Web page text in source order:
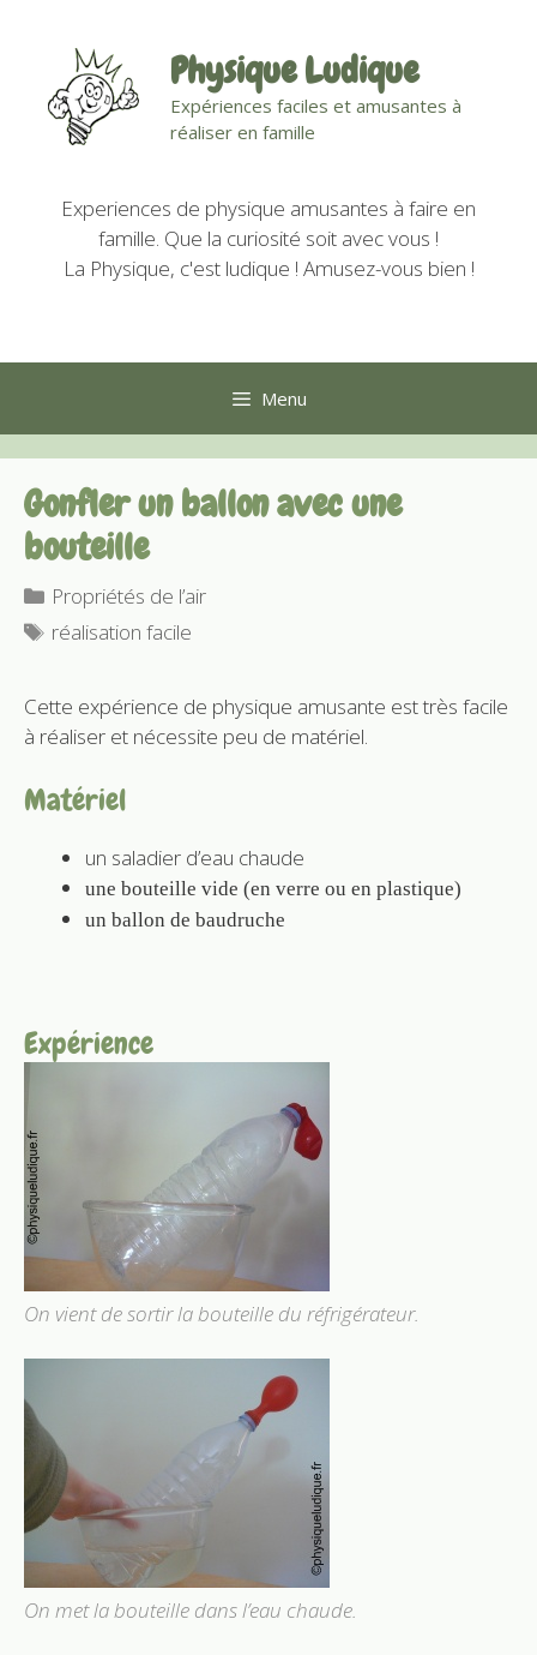
contenu
Physique Ludique
Expériences faciles et amusantes à
réaliser en famille
Experiences de physique amusantes à faire en
famille. Que la curiosité soit avec vous !
La Physique, c'est ludique ! Amusez-vous bien !
Menu
Gonfler un ballon avec une
bouteille
Catégories
Propriétés de l’air
Étiquettes
réalisation facile
Cette expérience de physique amusante est très facile
à réaliser et nécessite peu de matériel.
Matériel
un saladier d’eau chaude
une bouteille vide (en verre ou en plastique)
un ballon de baudruche
Expérience
On vient de sortir la bouteille du réfrigérateur.
On met la bouteille dans l’eau chaude.